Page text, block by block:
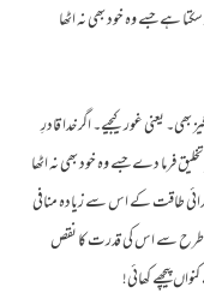
ہے جسے وہ خود بھی نہ اٹھا
یعنی غور کیجیے۔ اگر خدا قادرِ
فرما دے جسے وہ خود بھی نہ اٹھا
کی خدائی طاقت کے اس سے زیادہ منافی
ایک طرح سے اس کی قدرت کا نقص
پیچھے کھائی!